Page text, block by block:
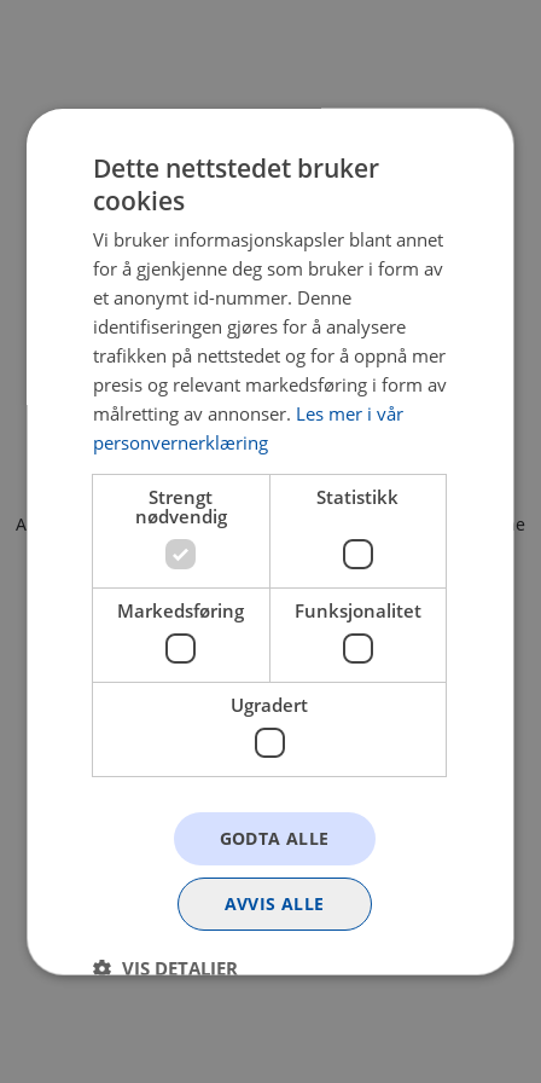
Application error: a client-side exception has occurred (see the
browser console for more information).
Dette nettstedet bruker
cookies
Vi bruker informasjonskapsler blant annet
for å gjenkjenne deg som bruker i form av
et anonymt id-nummer. Denne
identifiseringen gjøres for å analysere
trafikken på nettstedet og for å oppnå mer
presis og relevant markedsføring i form av
målretting av annonser. Les mer i vår
personvernerklæring
Strengt
nødvendig
Statistikk
Markedsføring Funksjonalitet
Ugradert
GODTA ALLE
AVVIS ALLE
VIS DETALJER